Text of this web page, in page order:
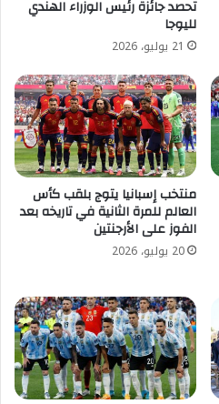
تحصد جائزة رئيس الوزراء الهندي
لليوجا
21 يوليو، 2026
منتخب إسبانيا يتوج بلقب كأس
العالم للمرة الثانية في تاريخه بعد
الفوز على الأرجنتين
20 يوليو، 2026